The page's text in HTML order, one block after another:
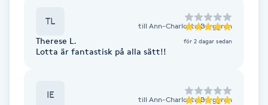
Fotvård
TL till Ann-Charlotte Berggren
Therese L. för 2 dagar sedan
Lotta är fantastisk på alla sätt!!
IE till Ann-Charlotte Berggren